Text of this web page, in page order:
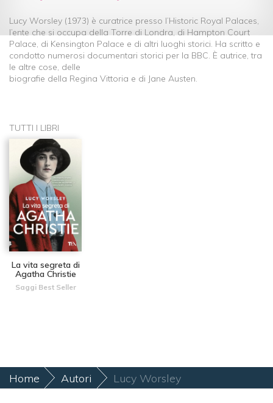
Lucy Worsley (1973) è curatrice presso l’Historic Royal Palaces,
l’ente che si occupa della Torre di Londra, di Hampton Court
Palace, di Kensington Palace e di altri luoghi storici. Ha scritto e
condotto numerosi documentari storici per la BBC. È autrice, tra
le altre cose, delle
biografie della Regina Vittoria e di Jane Austen.
TUTTI I LIBRI
La vita segreta di
Agatha Christie
Saggi Best Seller
Home Autori Lucy Worsley